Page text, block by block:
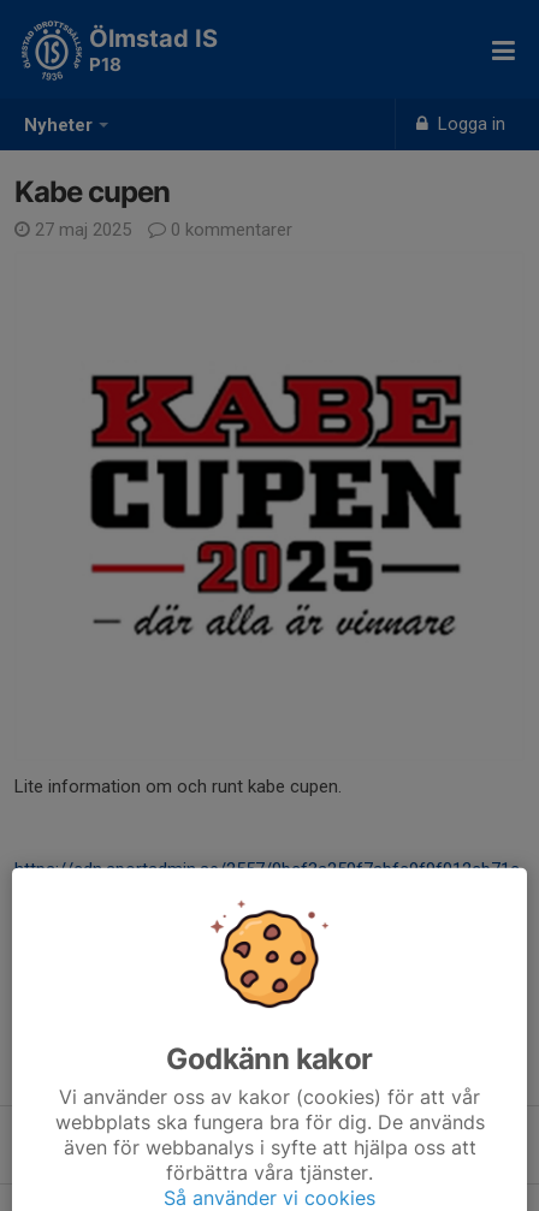
Nyheter Logga in
Ölmstad IS
P18
Kabe cupen
27 maj 2025 0 kommentarer
Lite information om och runt kabe cupen.
https://cdn.sportadmin.se/2557/0bcf3a250f7abfc9f9f012cb71c
abac7eac1064950a978c1caa0b79853292837.pdf
Tidigare nyheter
Sponsring fotbollens dag
5 aug, 13:19 0
Godkänn kakor
Vi använder oss av kakor (cookies) för att vår
webbplats ska fungera bra för dig. De används
även för webbanalys i syfte att hjälpa oss att
förbättra våra tjänster.
Så använder vi cookies